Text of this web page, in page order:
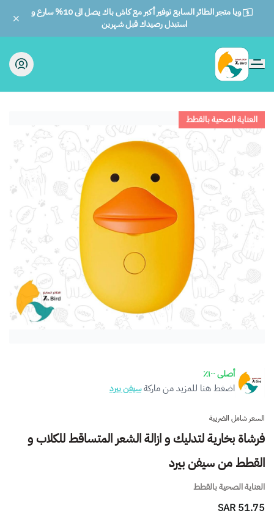
ويا متجر الطائر السابع توفير أكبر مع كاش باك يصل الى 10% سارع و
استبدل رصيدك قبل شهرين
الطائر السابع للحيوانات
العناية الصحية بالقطط
أصلى ١٠٠٪
اضغط هنا للمزيد من ماركةسيفن بيرد
السعر شامل الضريبة
فرشاة بخارية لتدليك و ازالة الشعر المتساقط للكلاب و
القطط من سيفن بيرد
العناية الصحية بالقطط
51.75 SAR